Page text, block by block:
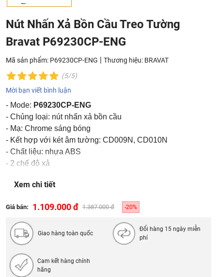
Nút Nhấn Xả Bồn Cầu Treo Tường
Bravat P69230CP-ENG
Mã sản phẩm: P69230CP-ENG | Thương hiệu: BRAVAT
(5/5)
Mời bạn viết bình luận
- Mode: P69230CP-ENG
- Chủng loại: nút nhấn xả bồn cầu
- Mạ: Chrome sáng bóng
- Kết hợp với két âm tường: CD009N, CD010N
- Chất liệu: nhựa ABS
- 2 chế độ xả
- Nhập khẩu: Đức
Xem chi tiết
Giá bán: 1.109.000 đ 1.387.000 đ -20%
Giao hàng toàn quốc
Đổi hàng 15 ngày miễn
phí
Cam kết hàng chính
hãng